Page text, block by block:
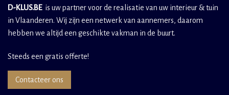
D-KLUS.BEis uw partner voor de realisatie van uw interieur & tuin
in Vlaanderen. Wij zijn een netwerk van aannemers, daarom
hebben we altijd een geschikte vakman in de buurt.
Steeds een gratis offerte!
Contacteer ons